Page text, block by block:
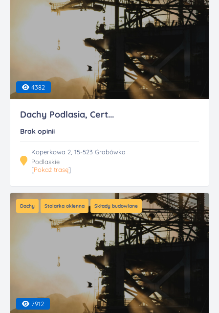
4382
Dachy Podlasia, Cert...
Brak opinii
Koperkowa 2, 15-523 Grabówka
Podlaskie
[Pokaż trasę]
Dachy Stolarka okienna Składy budowlane
7912